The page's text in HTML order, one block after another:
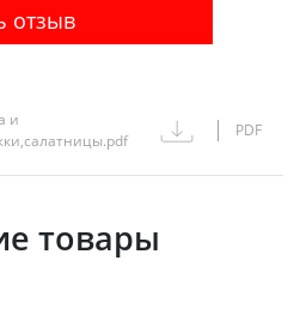
отзыв
и
PDF
товары